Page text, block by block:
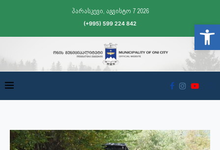
პარასკევი, აგვისტო 7 2026
(+995) 599 224 842